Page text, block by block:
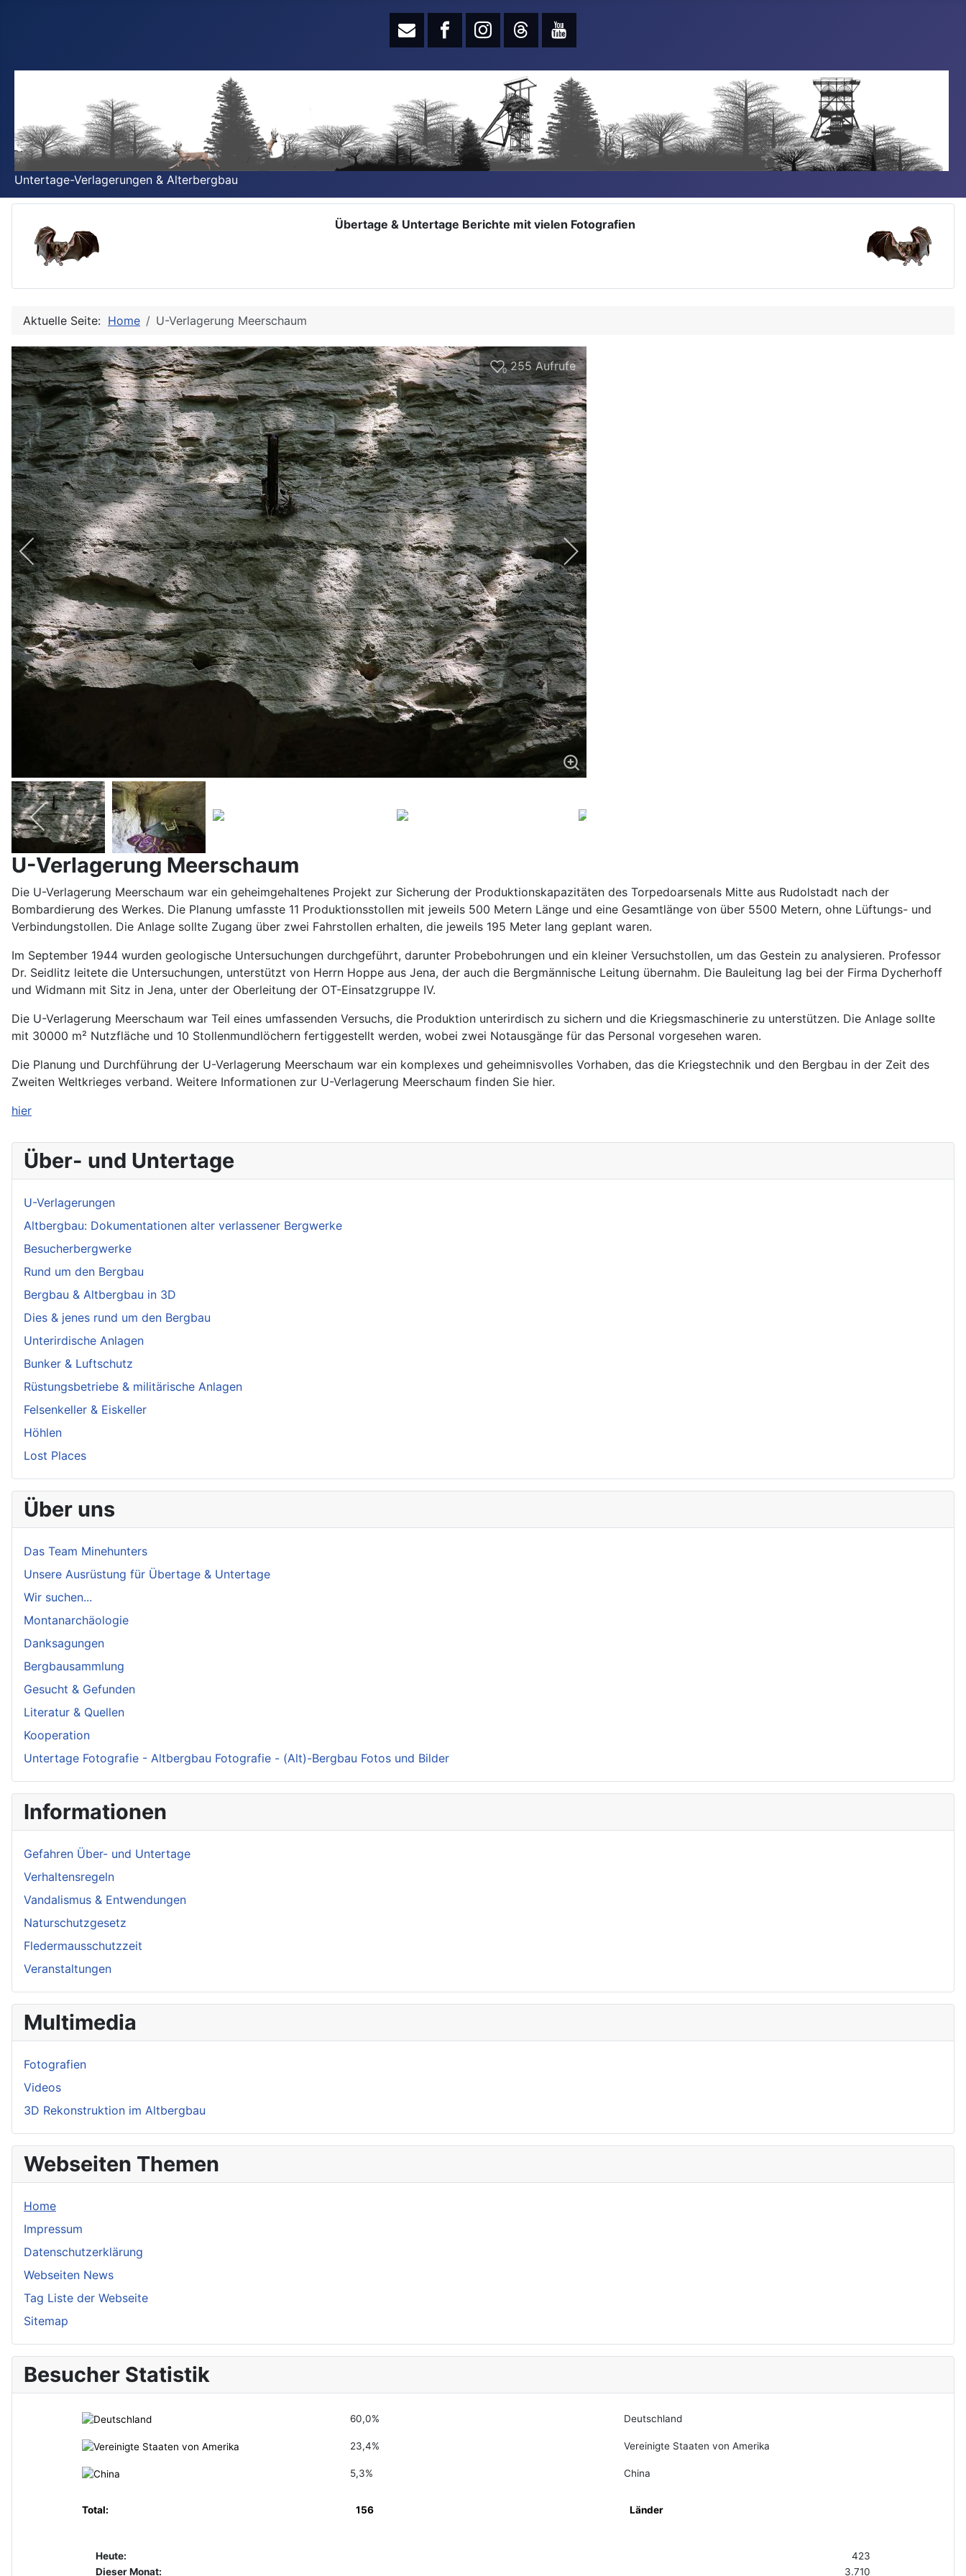
Untertage-Verlagerungen & Alterbergbau
Übertage & Untertage Berichte mit vielen Fotografien
Aktuelle Seite: Home U-Verlagerung Meerschaum
0 255Aufrufe
U-Verlagerung Meerschaum
Die U-Verlagerung Meerschaum war ein geheimgehaltenes Projekt zur Sicherung der Produktionskapazitäten des Torpedoarsenals Mitte aus Rudolstadt nach der
Bombardierung des Werkes. Die Planung umfasste 11 Produktionsstollen mit jeweils 500 Metern Länge und eine Gesamtlänge von über 5500 Metern, ohne Lüftungs- und
Verbindungstollen. Die Anlage sollte Zugang über zwei Fahrstollen erhalten, die jeweils 195 Meter lang geplant waren.
Im September 1944 wurden geologische Untersuchungen durchgeführt, darunter Probebohrungen und ein kleiner Versuchstollen, um das Gestein zu analysieren. Professor
Dr. Seidlitz leitete die Untersuchungen, unterstützt von Herrn Hoppe aus Jena, der auch die Bergmännische Leitung übernahm. Die Bauleitung lag bei der Firma Dycherhoff
und Widmann mit Sitz in Jena, unter der Oberleitung der OT-Einsatzgruppe IV.
Die U-Verlagerung Meerschaum war Teil eines umfassenden Versuchs, die Produktion unterirdisch zu sichern und die Kriegsmaschinerie zu unterstützen. Die Anlage sollte
mit 30000 m² Nutzfläche und 10 Stollenmundlöchern fertiggestellt werden, wobei zwei Notausgänge für das Personal vorgesehen waren.
Die Planung und Durchführung der U-Verlagerung Meerschaum war ein komplexes und geheimnisvolles Vorhaben, das die Kriegstechnik und den Bergbau in der Zeit des
Zweiten Weltkrieges verband. Weitere Informationen zur U-Verlagerung Meerschaum finden Sie hier.
hier
Über- und Untertage
U-Verlagerungen
Altbergbau: Dokumentationen alter verlassener Bergwerke
Besucherbergwerke
Rund um den Bergbau
Bergbau & Altbergbau in 3D
Dies & jenes rund um den Bergbau
Unterirdische Anlagen
Bunker & Luftschutz
Rüstungsbetriebe & militärische Anlagen
Felsenkeller & Eiskeller
Höhlen
Lost Places
Über uns
Das Team Minehunters
Unsere Ausrüstung für Übertage & Untertage
Wir suchen...
Montanarchäologie
Danksagungen
Bergbausammlung
Gesucht & Gefunden
Literatur & Quellen
Kooperation
Untertage Fotografie - Altbergbau Fotografie - (Alt)-Bergbau Fotos und Bilder
Informationen
Gefahren Über- und Untertage
Verhaltensregeln
Vandalismus & Entwendungen
Naturschutzgesetz
Fledermausschutzzeit
Veranstaltungen
Multimedia
Fotografien
Videos
3D Rekonstruktion im Altbergbau
Webseiten Themen
Home
Impressum
Datenschutzerklärung
Webseiten News
Tag Liste der Webseite
Sitemap
Besucher Statistik
60,0% Deutschland
23,4% Vereinigte Staaten von Amerika
5,3% China
Total: 156 Länder
Heute:
423
Dieser Monat:
3.710